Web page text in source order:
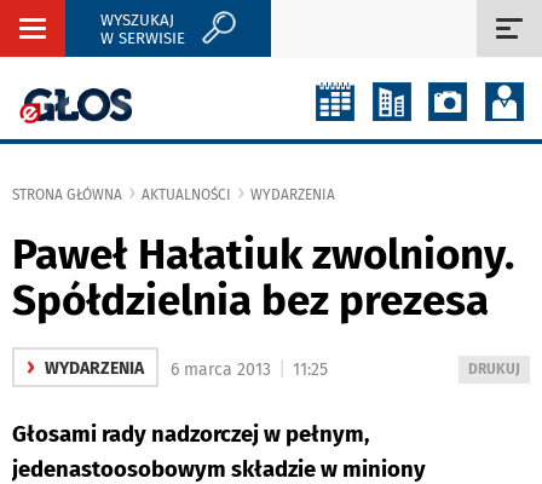
Rozwiń
WYSZUKAJ
W SERWISIE
STRONA GŁÓWNA AKTUALNOŚCI WYDARZENIA
Paweł Hałatiuk zwolniony.
Spółdzielnia bez prezesa
› WYDARZENIA
WYDRUKUJ
DRUKUJ
6 marca 2013 11:25
Głosami rady nadzorczej w pełnym,
jedenastoosobowym składzie w miniony